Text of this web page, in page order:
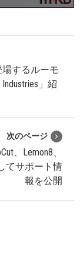
場するルーモ
」紹
次のページ
、Lemon8、
てサポート情
報を公開